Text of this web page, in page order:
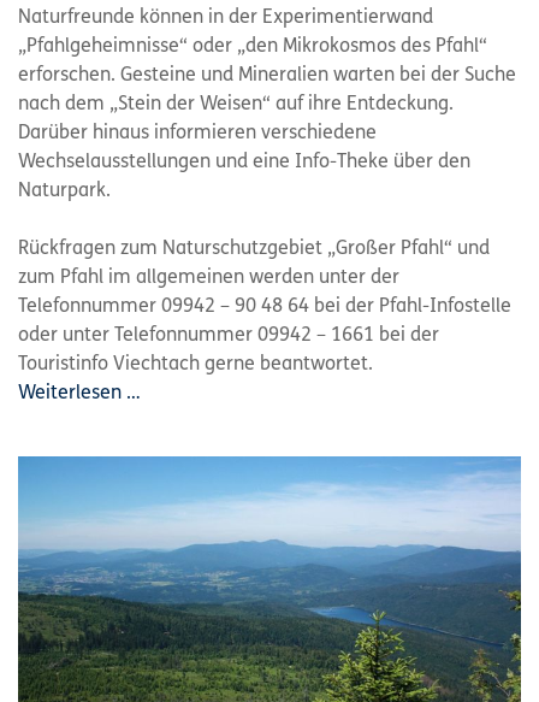
Naturfreunde können in der Experimentierwand
„Pfahlgeheimnisse“ oder „den Mikrokosmos des Pfahl“
erforschen. Gesteine und Mineralien warten bei der Suche
nach dem „Stein der Weisen“ auf ihre Entdeckung.
Darüber hinaus informieren verschiedene
Wechselausstellungen und eine Info-Theke über den
Naturpark.
Rückfragen zum Naturschutzgebiet „Großer Pfahl“ und
zum Pfahl im allgemeinen werden unter der
Telefonnummer 09942 – 90 48 64 bei der Pfahl-Infostelle
oder unter Telefonnummer 09942 – 1661 bei der
Touristinfo Viechtach gerne beantwortet.
Weiterlesen …